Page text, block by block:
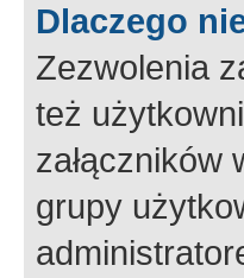
Dlaczego
Zezwolenia
też
załączników
grupy